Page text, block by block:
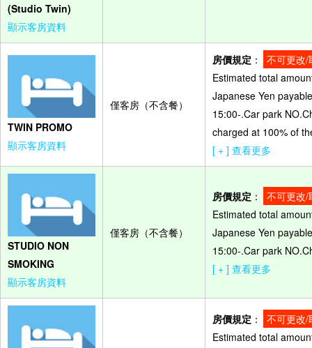
(Studio Twin)
顯示客房資料
TWIN PROMO
顯示客房資料
僅客房（不含餐）
房價規定 ：
不可更改/
Estimated total
Japanese Yen
15:00-.Car park
charged at 100% of
[ + ] 查看更多
STUDIO NON
SMOKING
顯示客房資料
僅客房（不含餐）
房價規定 ：
不可更改/
Estimated total
Japanese Yen
15:00-.Car park
[ + ] 查看更多
房價規定 ：
不可更改/
Estimated total